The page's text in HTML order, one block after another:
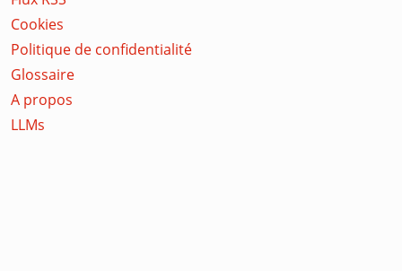
Cookies
Politique de confidentialité
Glossaire
A propos
LLMs